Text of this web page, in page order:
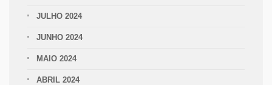
JULHO 2024
JUNHO 2024
MAIO 2024
ABRIL 2024